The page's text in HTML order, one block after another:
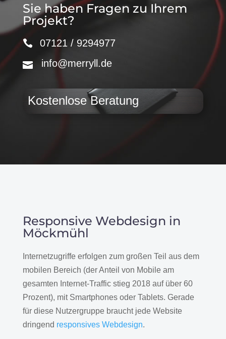
Sie haben Fragen zu Ihrem
Projekt?
07121 / 9294977
info@merryll.de
Kostenlose Beratung
Responsive Webdesign in
Möckmühl
Internetzugriffe erfolgen zum großen Teil aus dem
mobilen Bereich (der Anteil von Mobile am
gesamten Internet-Traffic stieg 2018 auf über 60
Prozent), mit Smartphones oder Tablets. Gerade
für diese Nutzergruppe braucht jede Website
dringend responsives Webdesign.